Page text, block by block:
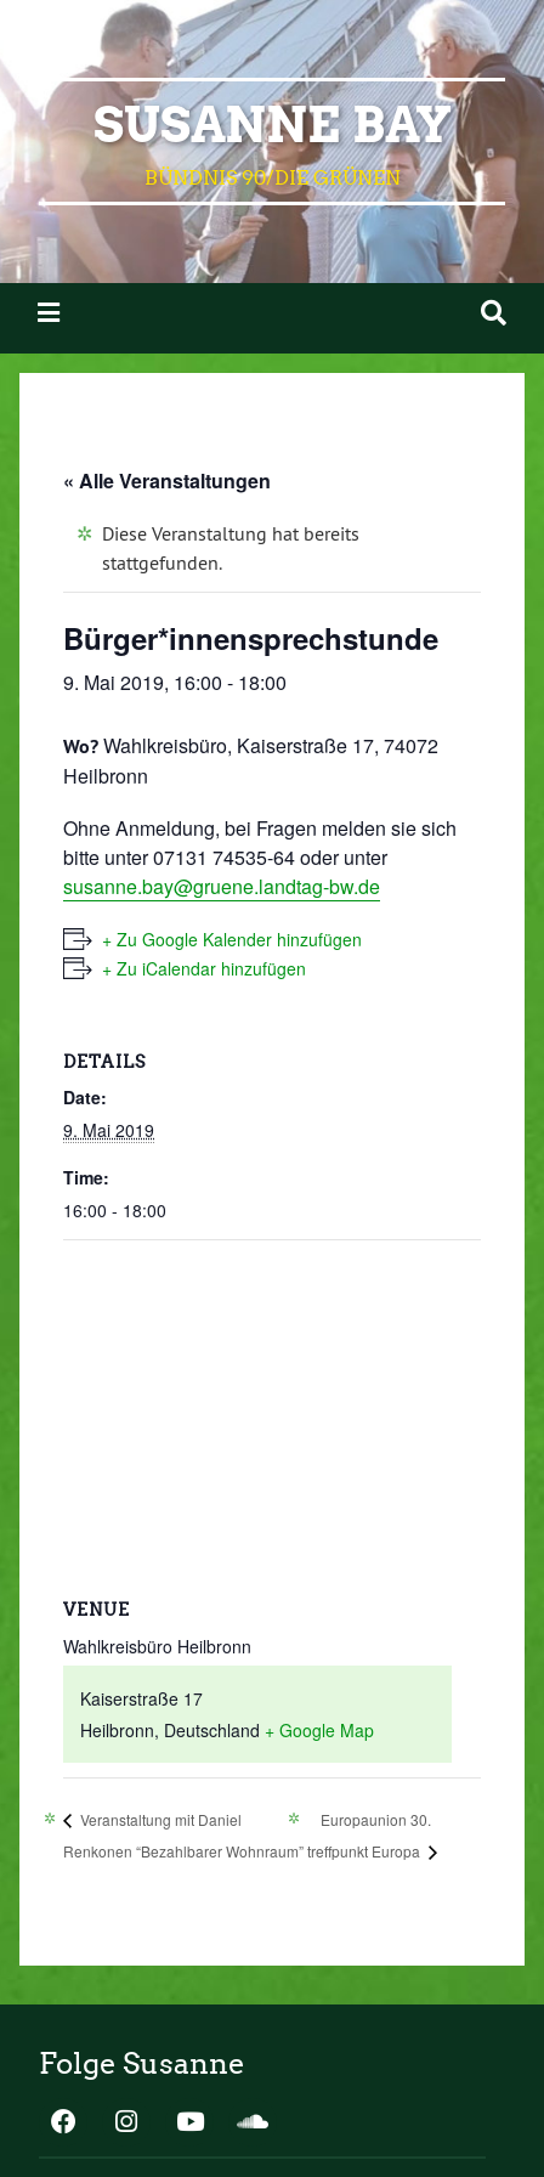
SUSANNE BAY
BÜNDNIS 90/DIE GRÜNEN
« Alle Veranstaltungen
Diese Veranstaltung hat bereits
stattgefunden.
Bürger*innensprechstunde
9. Mai 2019, 16:00 - 18:00
Wo?Wahlkreisbüro, Kaiserstraße 17, 74072
Heilbronn
Ohne Anmeldung, bei Fragen melden sie sich
bitte unter 07131 74535-64 oder unter
susanne.bay@gruene.landtag-bw.de
+ Zu Google Kalender hinzufügen
+ Zu iCalendar hinzufügen
DETAILS
Date:
9. Mai 2019
Time:
16:00 - 18:00
VENUE
Wahlkreisbüro Heilbronn
Kaiserstraße 17
Heilbronn, Deutschland + Google Map
Veranstaltung mit Daniel
Renkonen “Bezahlbarer Wohnraum”
Europaunion 30.
treffpunkt Europa
Folge Susanne